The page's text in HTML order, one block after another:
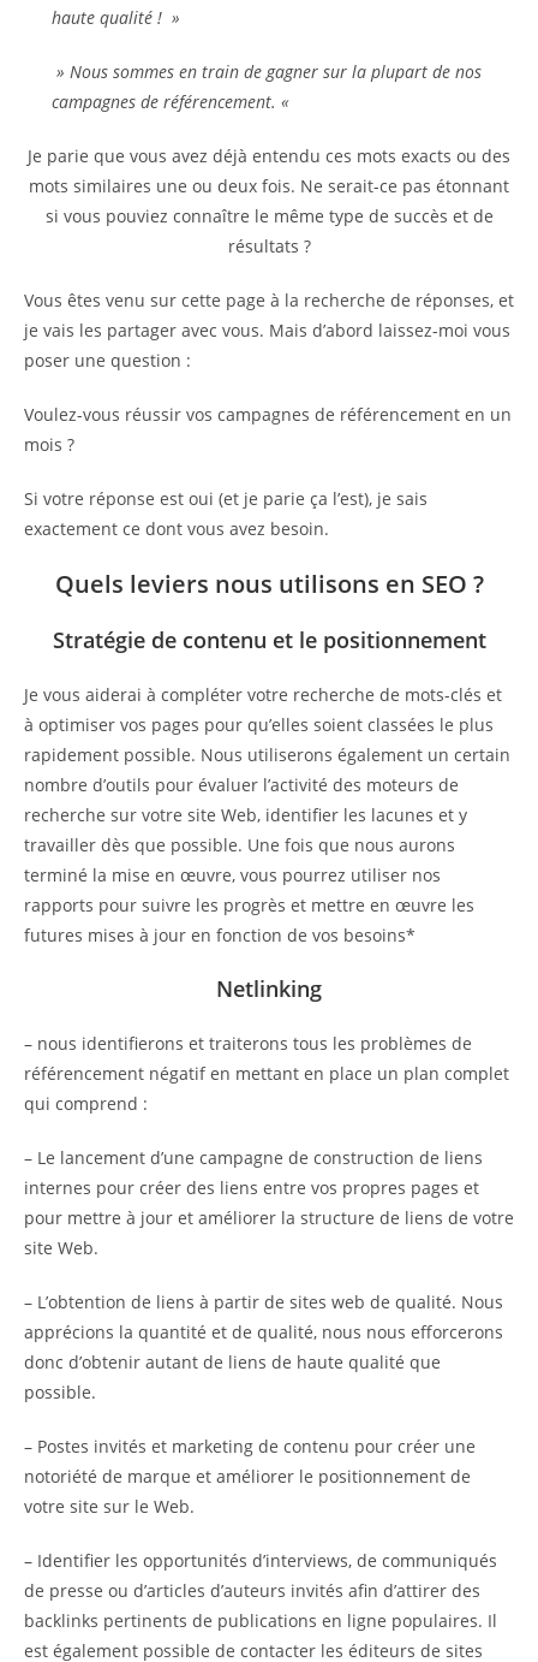
haute qualité ! »
» Nous sommes en train de gagner sur la plupart de nos
campagnes de référencement. «
Je parie que vous avez déjà entendu ces mots exacts ou des
mots similaires une ou deux fois. Ne serait-ce pas étonnant
si vous pouviez connaître le même type de succès et de
résultats ?
Vous êtes venu sur cette page à la recherche de réponses, et
je vais les partager avec vous. Mais d’abord laissez-moi vous
poser une question :
Voulez-vous réussir vos campagnes de référencement en un
mois ?
Si votre réponse est oui (et je parie ça l’est), je sais
exactement ce dont vous avez besoin.
Quels leviers nous utilisons en SEO ?
Stratégie de contenu et le positionnement
Je vous aiderai à compléter votre recherche de mots-clés et
à optimiser vos pages pour qu’elles soient classées le plus
rapidement possible. Nous utiliserons également un certain
nombre d’outils pour évaluer l’activité des moteurs de
recherche sur votre site Web, identifier les lacunes et y
travailler dès que possible. Une fois que nous aurons
terminé la mise en œuvre, vous pourrez utiliser nos
rapports pour suivre les progrès et mettre en œuvre les
futures mises à jour en fonction de vos besoins*
Netlinking
– nous identifierons et traiterons tous les problèmes de
référencement négatif en mettant en place un plan complet
qui comprend :
– Le lancement d’une campagne de construction de liens
internes pour créer des liens entre vos propres pages et
pour mettre à jour et améliorer la structure de liens de votre
site Web.
– L’obtention de liens à partir de sites web de qualité. Nous
apprécions la quantité et de qualité, nous nous efforcerons
donc d’obtenir autant de liens de haute qualité que
possible.
– Postes invités et marketing de contenu pour créer une
notoriété de marque et améliorer le positionnement de
votre site sur le Web.
– Identifier les opportunités d’interviews, de communiqués
de presse ou d’articles d’auteurs invités afin d’attirer des
backlinks pertinents de publications en ligne populaires. Il
est également possible de contacter les éditeurs de sites